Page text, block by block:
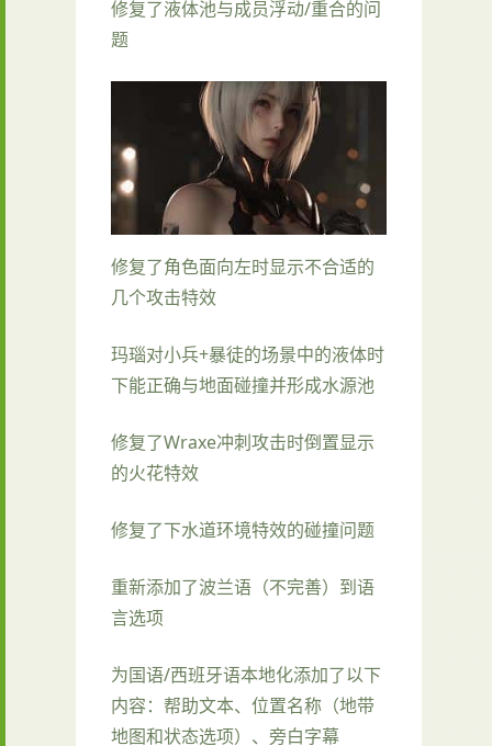
修复了液体池与成员浮动/重合的问
题
修复了角色面向左时显示不合适的
几个攻击特效
玛瑙对小兵+暴徒的场景中的液体时
下能正确与地面碰撞并形成水源池
修复了Wraxe冲刺攻击时倒置显示
的火花特效
修复了下水道环境特效的碰撞问题
重新添加了波兰语（不完善）到语
言选项
为国语/西班牙语本地化添加了以下
内容：帮助文本、位置名称（地带
地图和状态选项）、旁白字幕